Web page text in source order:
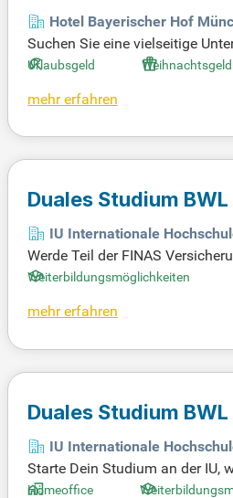
Hotel Bayerischer Hof
Suchen Sie eine vielseitige
on, inklusive Korrespondenz,
MS Office-Kenntnisse sind
isiert.
Urlaubsgeld Weihnachtsgeld
mehr erfahren
Duales Studium
GmbH
IU Internationale
Werde Teil der FINAS
Campus Leipzig, mit einem
keit, Partnerschaft und
Weiterbildungsmöglichkeiten
mehr erfahren
Duales Studium
IU Internationale
Starte Dein Studium an der IU,
rachniveau B2 sowie starke
Homeoffice